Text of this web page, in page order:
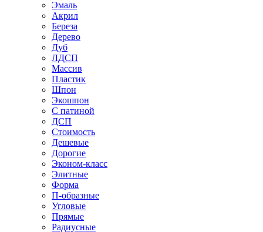
Эмаль
Акрил
Береза
Дерево
Дуб
ЛДСП
Массив
Пластик
Шпон
Экошпон
С патиной
ДСП
Стоимость
Дешевые
Дорогие
Эконом-класс
Элитные
Форма
П-образные
Угловые
Прямые
Радиусные